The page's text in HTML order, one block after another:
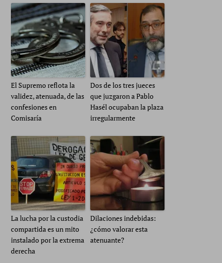
El Supremo reflota la
validez, atenuada, de las
confesiones en
Comisaría
Dos de los tres jueces
que juzgaron a Pablo
Hasél ocupaban la plaza
irregularmente
La lucha por la custodia
compartida es un mito
instalado por la extrema
derecha
Dilaciones indebidas:
¿cómo valorar esta
atenuante?